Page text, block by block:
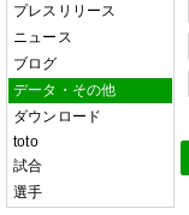
プレスリリース
ニュース
ブログ
データ・その他
ダウンロード
toto
試合
選手